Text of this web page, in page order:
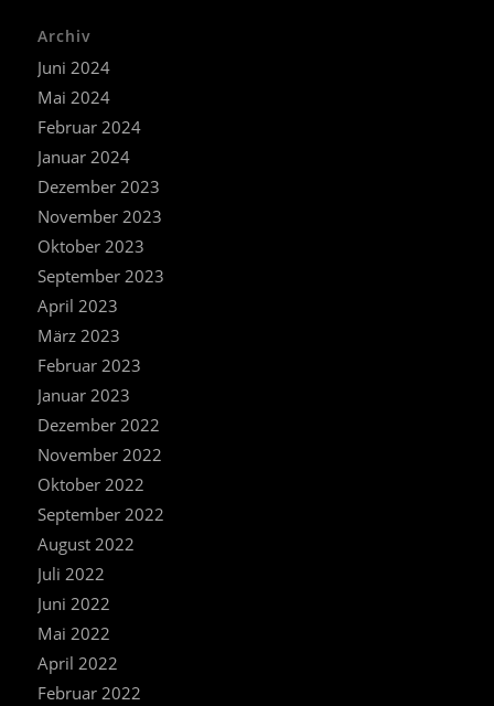
Archiv
Juni 2024
Mai 2024
Februar 2024
Januar 2024
Dezember 2023
November 2023
Oktober 2023
September 2023
April 2023
März 2023
Februar 2023
Januar 2023
Dezember 2022
November 2022
Oktober 2022
September 2022
August 2022
Juli 2022
Juni 2022
Mai 2022
April 2022
Februar 2022